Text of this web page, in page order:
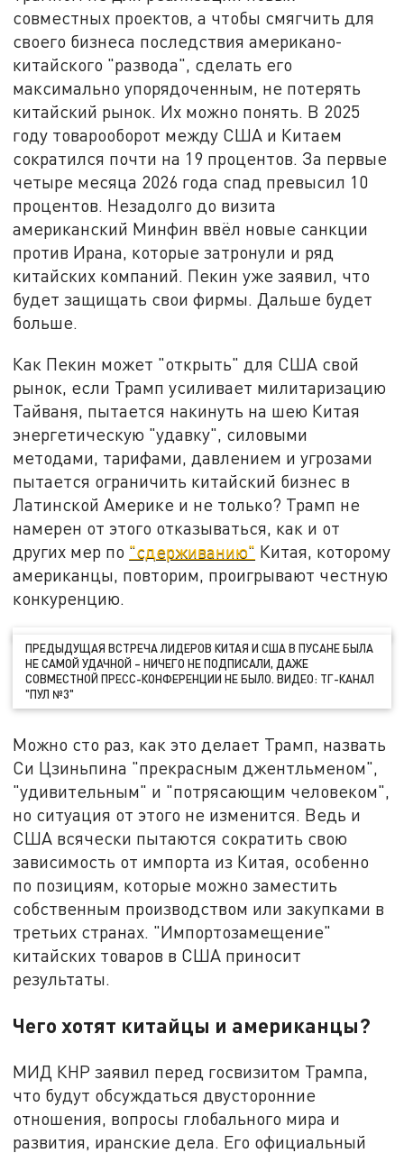
совместных проектов, а чтобы смягчить для
своего бизнеса последствия американо-
китайского "развода", сделать его
максимально упорядоченным, не потерять
китайский рынок. Их можно понять. В 2025
году товарооборот между США и Китаем
сократился почти на 19 процентов. За первые
четыре месяца 2026 года спад превысил 10
процентов. Незадолго до визита
американский Минфин ввёл новые санкции
против Ирана, которые затронули и ряд
китайских компаний. Пекин уже заявил, что
будет защищать свои фирмы. Дальше будет
больше.
Как Пекин может "открыть" для США свой
рынок, если Трамп усиливает милитаризацию
Тайваня, пытается накинуть на шею Китая
энергетическую "удавку", силовыми
методами, тарифами, давлением и угрозами
пытается ограничить китайский бизнес в
Латинской Америке и не только? Трамп не
намерен от этого отказываться, как и от
других мер по "сдерживанию" Китая, которому
американцы, повторим, проигрывают честную
конкуренцию.
ПРЕДЫДУЩАЯ ВСТРЕЧА ЛИДЕРОВ КИТАЯ И США В ПУСАНЕ БЫЛА
НЕ САМОЙ УДАЧНОЙ – НИЧЕГО НЕ ПОДПИСАЛИ, ДАЖЕ
СОВМЕСТНОЙ ПРЕСС-КОНФЕРЕНЦИИ НЕ БЫЛО. ВИДЕО: ТГ-КАНАЛ
"ПУЛ №3"
Можно сто раз, как это делает Трамп, назвать
Си Цзиньпина "прекрасным джентльменом",
"удивительным" и "потрясающим человеком",
но ситуация от этого не изменится. Ведь и
США всячески пытаются сократить свою
зависимость от импорта из Китая, особенно
по позициям, которые можно заместить
собственным производством или закупками в
третьих странах. "Импортозамещение"
китайских товаров в США приносит
результаты.
Чего хотят китайцы и американцы?
МИД КНР заявил перед госвизитом Трампа,
что будут обсуждаться двусторонние
отношения, вопросы глобального мира и
развития, иранские дела. Его официальный